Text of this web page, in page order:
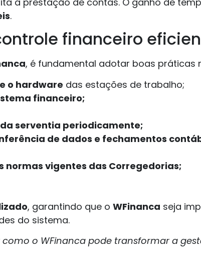
.
financeiro
, é fundamental adotar boas práticas
o hardware das estações de trabalho;
financeiro;
serventia periodicamente;
de dados e fechamentos
normas vigentes das Corregedorias;
, garantindo que o WFinanca seja
do sistema.
o WFinanca pode transformar a